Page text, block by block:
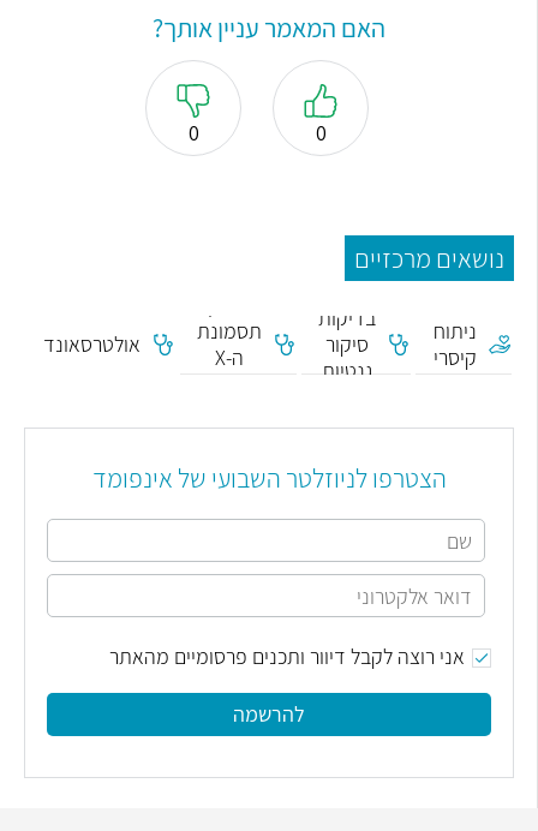
האם המאמר עניין אותך?
0
0
נושאים מרכזיים
ניתוח
קיסרי
בדיקות
סיקור
גנטיות
תסמונת
ה-X
השביר
אולטרסאונד
הצטרפו לניוזלטר השבועי של אינפומד
אני רוצה לקבל דיוור ותכנים פרסומיים מהאתר
להרשמה